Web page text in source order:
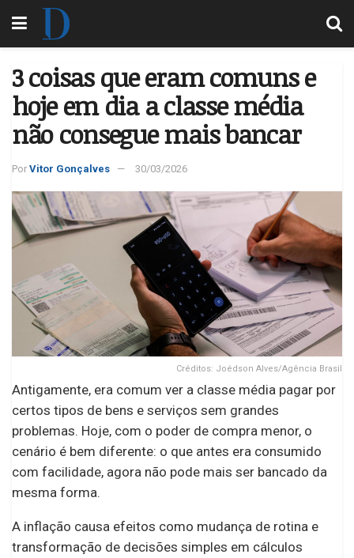
3 coisas que eram comuns e
hoje em dia a classe média
não consegue mais bancar
Por Vitor Gonçalves 30/03/2026
Créditos: Joédson Alves/Agência Brasil
Antigamente, era comum ver a classe média pagar por
certos tipos de bens e serviços sem grandes
problemas. Hoje, com o poder de compra menor, o
cenário é bem diferente: o que antes era consumido
com facilidade, agora não pode mais ser bancado da
mesma forma.
A inflação causa efeitos como mudança de rotina e
transformação de decisões simples em cálculos